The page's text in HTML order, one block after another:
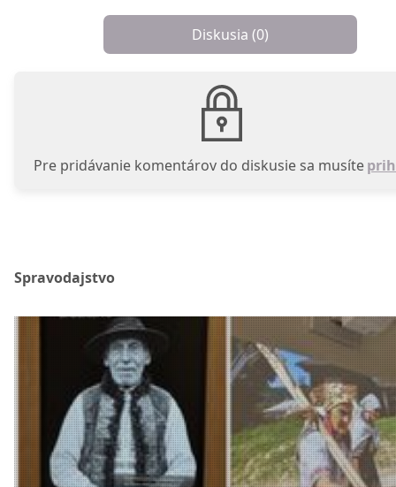
Diskusia (0)
Pre pridávanie komentárov do diskusie sa musíte
Spravodajstvo